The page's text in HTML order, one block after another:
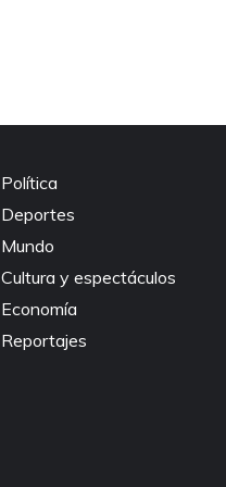
Política
Deportes
Mundo
Cultura y espectáculos
Economía
Reportajes